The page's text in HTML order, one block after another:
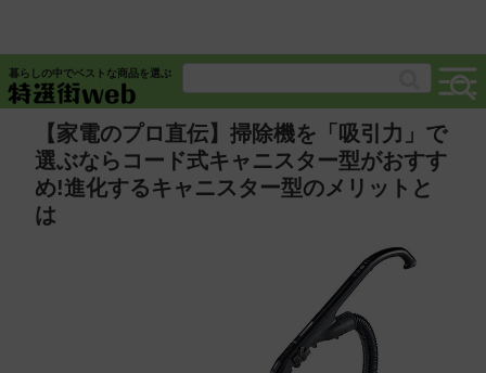
暮らしの中でベストな商品を選ぶ
【家電のプロ直伝】掃除機を「吸引力」で
選ぶならコード式キャニスター型がおすす
め!進化するキャニスター型のメリットと
は